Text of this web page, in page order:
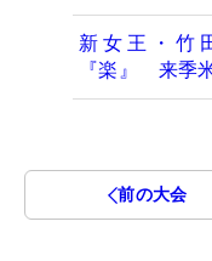
新女王・竹
『楽』 来季
前の大会